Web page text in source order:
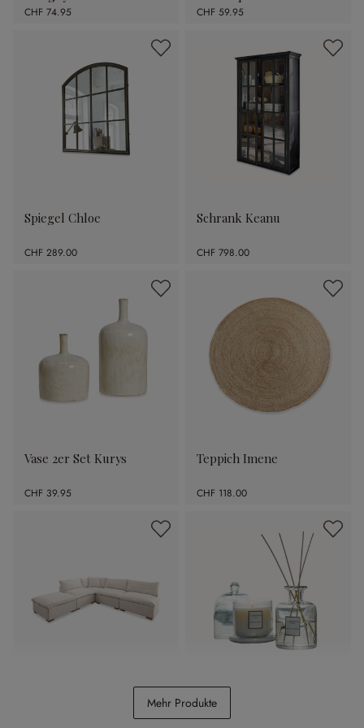
CHF 74.95 CHF 59.95
Spiegel Chloe
CHF 289.00
Schrank Keanu
CHF 798.00
Vase 2er Set Kurys
CHF 39.95
Teppich Imene
CHF 118.00
Duftset Vanis
Mehr Produkte